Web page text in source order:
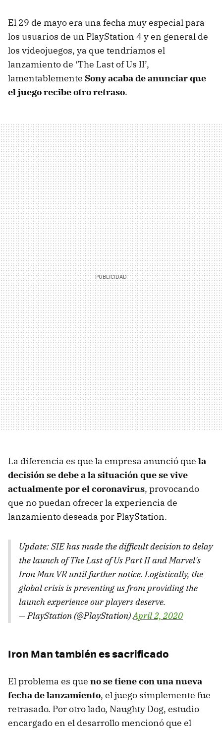
El 29 de mayo era una fecha muy especial para
los usuarios de un PlayStation 4 y en general de
los videojuegos, ya que tendríamos el
lanzamiento de ‘The Last of Us II’,
lamentablemente Sony acaba de anunciar que
el juego recibe otro retraso.
La diferencia es que la empresa anunció que la
decisión se debe a la situación que se vive
actualmente por el coronavirus, provocando
que no puedan ofrecer la experiencia de
lanzamiento deseada por PlayStation.
Update: SIE has made the difficult decision to delay
the launch of The Last of Us Part II and Marvel's
Iron Man VR until further notice. Logistically, the
global crisis is preventing us from providing the
launch experience our players deserve.
— PlayStation (@PlayStation)April 2, 2020
Iron Man también es sacrificado
El problema es que no se tiene con una nueva
fecha de lanzamiento, el juego simplemente fue
retrasado. Por otro lado, Naughty Dog, estudio
encargado en el desarrollo mencionó que el